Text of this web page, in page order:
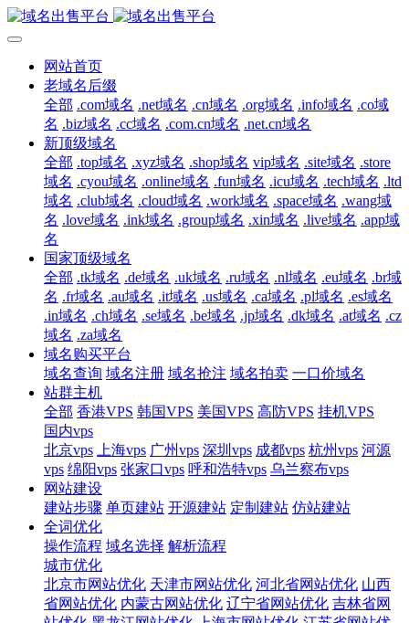
网站首页
老域名后缀
全部 .com域名 .net域名 .cn域名 .org域名 .info域名 .co域
名 .biz域名 .cc域名 .com.cn域名 .net.cn域名
新顶级域名
全部 .top域名 .xyz域名 .shop域名 vip域名 .site域名 .store
域名 .cyou域名 .online域名 .fun域名 .icu域名 .tech域名 .ltd
域名 .club域名 .cloud域名 .work域名 .space域名 .wang域
名 .love域名 .ink域名 .group域名 .xin域名 .live域名 .app域
名
国家顶级域名
全部 .tk域名 .de域名 .uk域名 .ru域名 .nl域名 .eu域名 .br域
名 .fr域名 .au域名 .it域名 .us域名 .ca域名 .pl域名 .es域名
.in域名 .ch域名 .se域名 .be域名 .jp域名 .dk域名 .at域名 .cz
域名 .za域名
域名购买平台
域名查询 域名注册 域名抢注 域名拍卖 一口价域名
站群主机
全部 香港VPS 韩国VPS 美国VPS 高防VPS 挂机VPS
国内vps
北京vps
上海vps 广州vps 深圳vps 成都vps 杭州vps 河源
vps 绵阳vps 张家口vps 呼和浩特vps 乌兰察布vps
网站建设
建站步骤 单页建站 开源建站 定制建站 仿站建站
全词优化
操作流程 域名选择 解析流程
城市优化
北京市网站优化 天津市网站优化 河北省网站优化 山西
省网站优化 内蒙古网站优化 辽宁省网站优化 吉林省网